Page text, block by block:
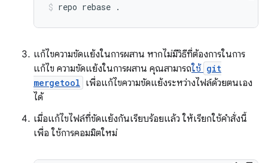
repo rebase .
แก้ไขความขัดแย้งในการผสาน หากไม่มีวิธีที่ต้องการในการ
แก้ไข ความขัดแย้งในการผสาน คุณสามารถใช้ git
mergetool เพื่อแก้ไขความขัดแย้งระหว่างไฟล์ด้วยตนเอง
ได้
เมื่อแก้ไขไฟล์ที่ขัดแย้งกันเรียบร้อยแล้ว ให้เรียกใช้คำสั่งนี้
เพื่อ ใช้การคอมมิตใหม่